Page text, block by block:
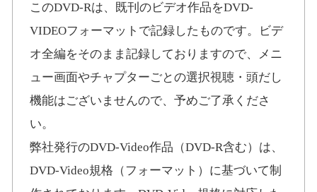
このDVD-Rは、既刊のビデオ作品をDVD-
VIDEOフォーマットで記録したものです。ビデ
オ全編をそのまま記録しておりますので、メニ
ュー画面やチャプターごとの選択視聴・頭だし
機能はございませんので、予めご了承くださ
い。
弊社発行のDVD-Video作品（DVD-R含む）は、
DVD-Video規格（フォーマット）に基づいて制